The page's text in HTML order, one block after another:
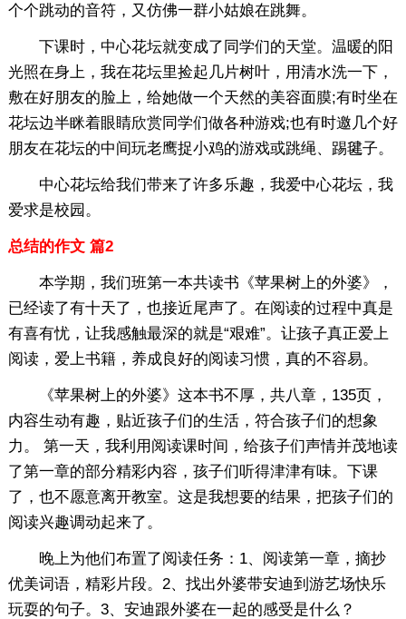
个个跳动的音符，又仿佛一群小姑娘在跳舞。
下课时，中心花坛就变成了同学们的天堂。温暖的阳
光照在身上，我在花坛里捡起几片树叶，用清水洗一下，
敷在好朋友的脸上，给她做一个天然的美容面膜;有时坐在
花坛边半眯着眼睛欣赏同学们做各种游戏;也有时邀几个好
朋友在花坛的中间玩老鹰捉小鸡的游戏或跳绳、踢毽子。
中心花坛给我们带来了许多乐趣，我爱中心花坛，我
爱求是校园。
总结的作文 篇2
本学期，我们班第一本共读书《苹果树上的外婆》，
已经读了有十天了，也接近尾声了。在阅读的过程中真是
有喜有忧，让我感触最深的就是“艰难”。让孩子真正爱上
阅读，爱上书籍，养成良好的阅读习惯，真的不容易。
《苹果树上的外婆》这本书不厚，共八章，135页，
内容生动有趣，贴近孩子们的生活，符合孩子们的想象
力。 第一天，我利用阅读课时间，给孩子们声情并茂地读
了第一章的部分精彩内容，孩子们听得津津有味。下课
了，也不愿意离开教室。这是我想要的结果，把孩子们的
阅读兴趣调动起来了。
晚上为他们布置了阅读任务：1、阅读第一章，摘抄
优美词语，精彩片段。2、找出外婆带安迪到游艺场快乐
玩耍的句子。3、安迪跟外婆在一起的感受是什么？